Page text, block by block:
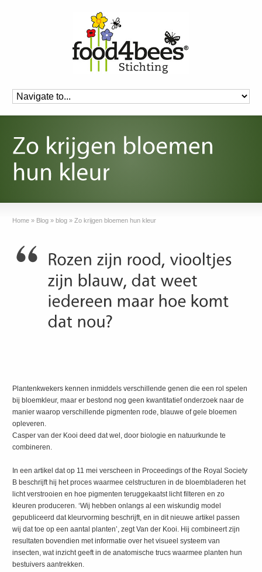
Home » Blog » blog » Zo krijgen bloemen hun kleur
Plantenkwekers kennen inmiddels verschillende genen die een rol spelen
bij bloemkleur, maar er bestond nog geen kwantitatief onderzoek naar de
manier waarop verschillende pigmenten rode, blauwe of gele bloemen
opleveren.
Casper van der Kooi deed dat wel, door biologie en natuurkunde te
combineren.
In een artikel dat op 11 mei verscheen in Proceedings of the Royal Society
B beschrijft hij het proces waarmee celstructuren in de bloembladeren het
licht verstrooien en hoe pigmenten teruggekaatst licht filteren en zo
kleuren produceren. ‘Wij hebben onlangs al een wiskundig model
gepubliceerd dat kleurvorming beschrijft, en in dit nieuwe artikel passen
wij dat toe op een aantal planten’, zegt Van der Kooi. Hij combineert zijn
resultaten bovendien met informatie over het visueel systeem van
insecten, wat inzicht geeft in de anatomische trucs waarmee planten hun
bestuivers aantrekken.